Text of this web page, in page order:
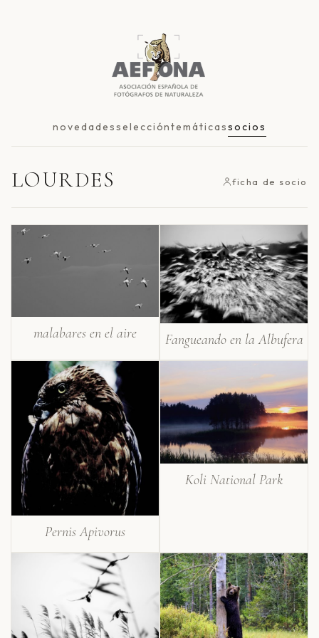
novedadesseleccióntemáticassocios
LOURDES ficha de socio
malabares en el aire Fangueando en la Albufera
Pernis Apivorus
Koli National Park